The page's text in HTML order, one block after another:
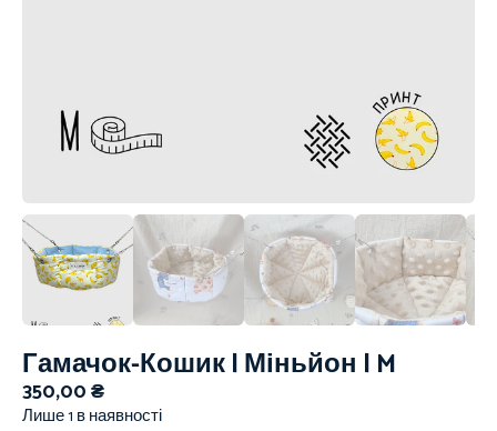
Гамачок-Кошик | Міньйон | M
350,00₴
Лише 1 в наявності